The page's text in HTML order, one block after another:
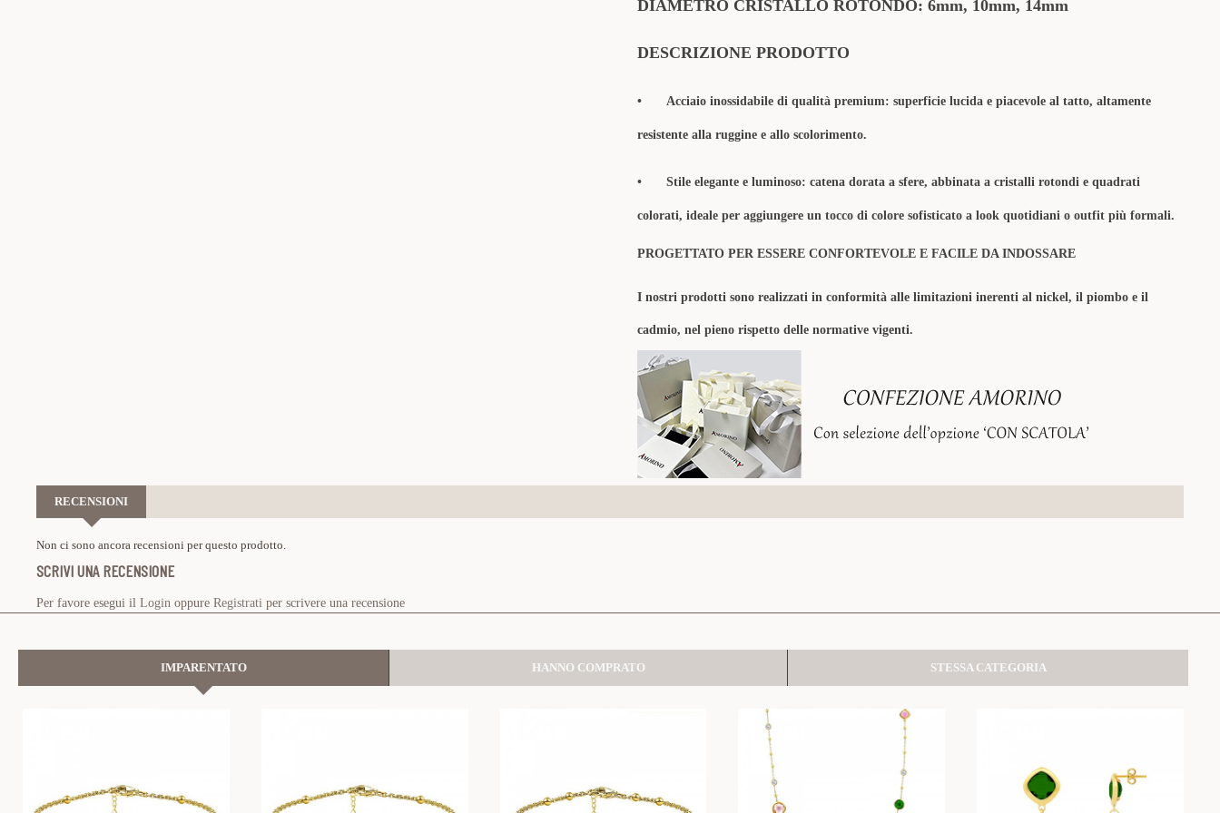
DIAMETRO CRISTALLO ROTONDO: 6mm, 10mm, 14mm
DESCRIZIONE PRODOTTO
• Acciaio inossidabile di qualità premium: superficie lucida e piacevole al tatto, altamente
resistente alla ruggine e allo scolorimento.
• Stile elegante e luminoso: catena dorata a sfere, abbinata a cristalli rotondi e quadrati
colorati, ideale per aggiungere un tocco di colore sofisticato a look quotidiani o outfit più formali.
PROGETTATO PER ESSERE CONFORTEVOLE E FACILE DA INDOSSARE
I nostri prodotti sono realizzati in conformità alle limitazioni inerenti al nickel, il piombo e il
cadmio, nel pieno rispetto delle normative vigenti.
RECENSIONI
Non ci sono ancora recensioni per questo prodotto.
SCRIVI UNA RECENSIONE
Per favore esegui il Login oppure Registrati per scrivere una recensione
IMPARENTATO HANNO COMPRATO STESSA CATEGORIA